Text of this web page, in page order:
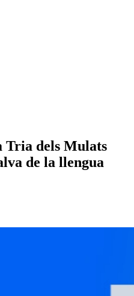
Tria dels Mulats
de la llengua